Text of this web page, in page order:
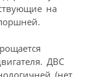
на
ДВС